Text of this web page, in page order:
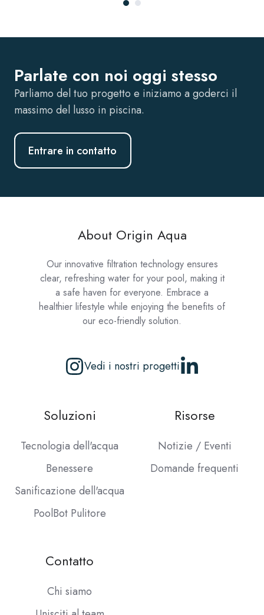
Parlate con noi oggi stesso
Parliamo del tuo progetto e iniziamo a goderci il
massimo del lusso in piscina.
Entrare in contatto
About Origin Aqua
Our innovative filtration technology ensures
clear, refreshing water for your pool, making it
a safe haven for everyone. Embrace a
healthier lifestyle while enjoying the benefits of
our eco-friendly solution.
Vedi i nostri progetti
Soluzioni
Tecnologia dell'acqua
Benessere
Sanificazione dell'acqua
PoolBot Pulitore
Risorse
Notizie / Eventi
Domande frequenti
Contatto
Chi siamo